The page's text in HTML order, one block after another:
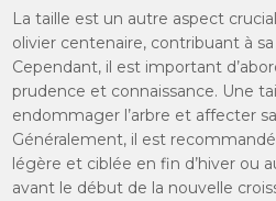
La taille est un autre aspect
olivier centenaire, contribuant à
Cependant, il est important
prudence et connaissance. Une
endommager l’arbre et affecter
Généralement, il est
légère et ciblée en fin d’hiver ou
avant le début de la nouvelle